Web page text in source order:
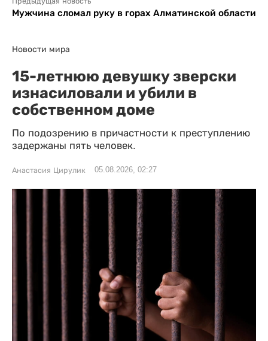
Мужчина сломал руку в горах Алматинской области
Новости мира
15-летнюю девушку зверски
изнасиловали и убили в
собственном доме
По подозрению в причастности к преступлению
задержаны пять человек.
Анастасия Цирулик 05.08.2026, 02:27